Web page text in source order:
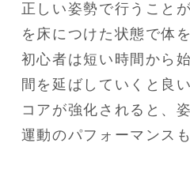
正しい姿勢で行うこと
を床につけた状態で体
初心者は短い時間から
間を延ばしていくと良
コアが強化されると、
運動のパフォーマンス